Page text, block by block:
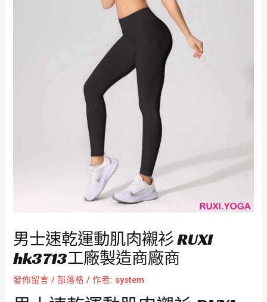
男士速乾運動肌肉襯衫 RUXI
hk3713工廠製造商廠商
發佈留言 /部落格 / 作者: system